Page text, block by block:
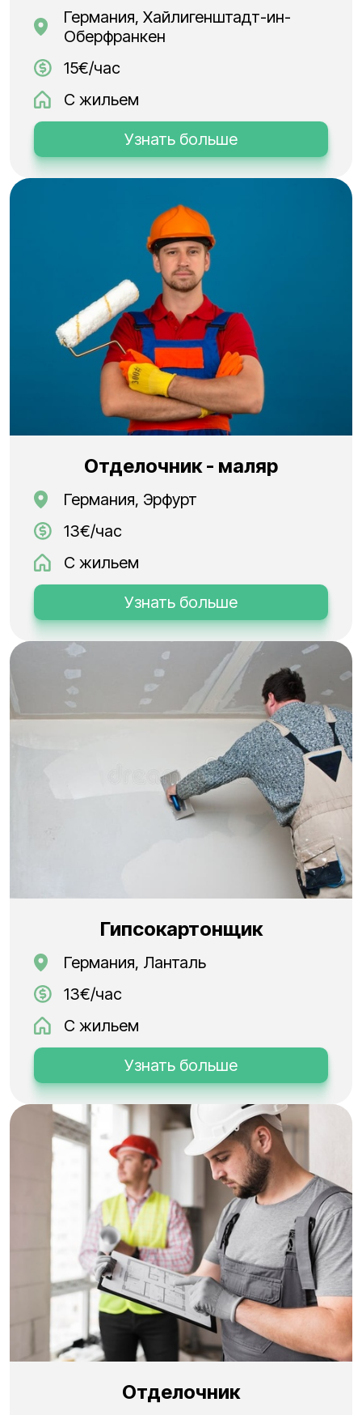
Германия, Хайлигенштадт-ин-
Оберфранкен
15€/час
С жильем
Узнать больше
Отделочник - маляр
Германия, Эрфурт
13€/час
С жильем
Узнать больше
Гипсокартонщик
Германия, Ланталь
13€/час
С жильем
Узнать больше
Отделочник